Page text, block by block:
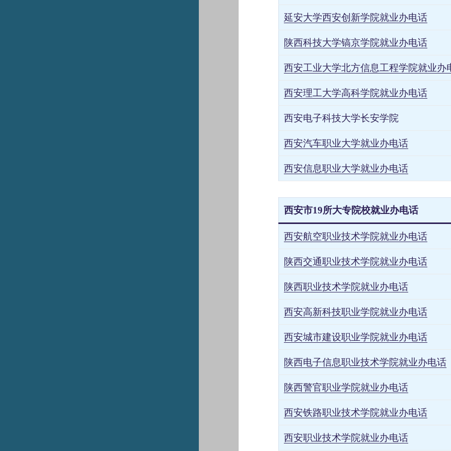
延安大学西安创新学院就业办电话
陕西科技大学镐京学院就业办电话
西安工业大学北方信息工程学院就业办
西安理工大学高科学院就业办电话
西安电子科技大学长安学院
西安汽车职业大学就业办电话
西安信息职业大学就业办电话
西安市19所大专院校就业办电话
西安航空职业技术学院就业办电话
陕西交通职业技术学院就业办电话
陕西职业技术学院就业办电话
西安高新科技职业学院就业办电话
西安城市建设职业学院就业办电话
陕西电子信息职业技术学院就业办电话
陕西警官职业学院就业办电话
西安铁路职业技术学院就业办电话
西安职业技术学院就业办电话